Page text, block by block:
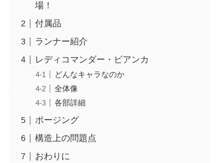
場！
付属品
ランナー紹介
レディコマンダー・ビアンカ
どんなキャラなのか
全体像
各部詳細
ポージング
構造上の問題点
おわりに